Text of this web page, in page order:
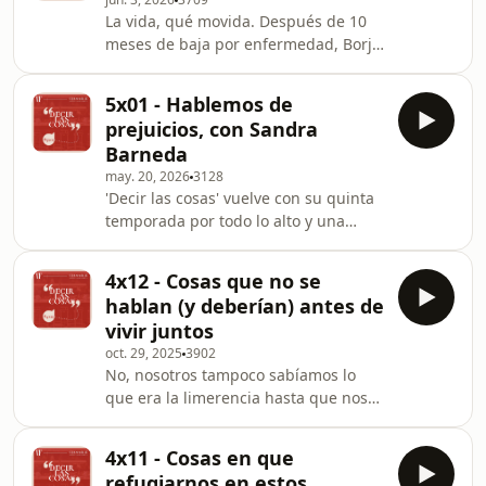
a placeres inconfesables (en la
bañera), whiskies a media tarde,
piscinas de hotel y otros secretos que
ya no lo son tanto. El escenario no
podía ser mejor: Gran Meliá Palacio
de los Duques
La vida, qué movida. Después de 10
meses de baja por enfermedad, Borja
pedagogía y extrema generosidad
comparte con Terrés y Moreno y con
toda la audiencia de Decir las cosas
cómo fue combatir el cáncer y cómo
afronta hoy una vida que quiere
paladear furiosamente. El escenario
elegido, como en muchas ocasiones
anteriores, volvió a se
5x01 - Hablemos de
prejuicios, con Sandra
Barneda
may. 20, 20263128
'Decir las cosas' vuelve con su quinta
temporada por todo lo alto y una
conversadora de altos vuelos, la
barcelonesa se acerca al Gran Meliá
Palacio de los Duques de Madrid para
chocar con Terrés y Moreno los
prejuicios que aún les quedan. Learn
more about your ad choices. Visit
podcastchoices.com/adchoices
4x12 - Cosas que no se
hablan (y deberían) antes de
vivir juntos
oct. 29, 2025 3902
No, nosotros tampoco sabíamos lo
que era la limerencia hasta que nos
directo de Decir las cosas en el
4x11 - Cosas en que